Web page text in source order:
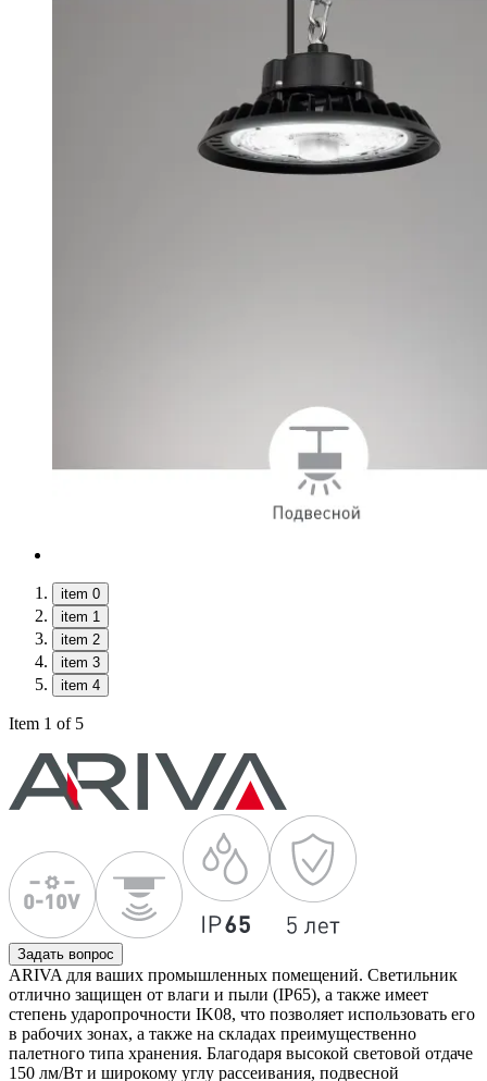
item 0
item 1
item 2
item 3
item 4
Item 1 of 5
Задать вопрос
ARIVA для ваших промышленных помещений. Светильник
отлично защищен от влаги и пыли (IP65), а также имеет
степень ударопрочности IK08, что позволяет использовать его
в рабочих зонах, а также на складах преимущественно
палетного типа хранения. Благодаря высокой световой отдаче
150 лм/Вт и широкому углу рассеивания, подвесной